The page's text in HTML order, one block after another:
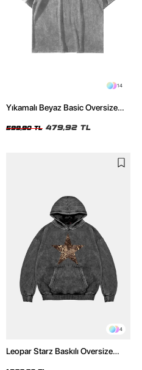
14
Yıkamalı Beyaz Basic Oversize
599,90 TL 479,92 TL
4
Leopar Starz Baskılı Oversize